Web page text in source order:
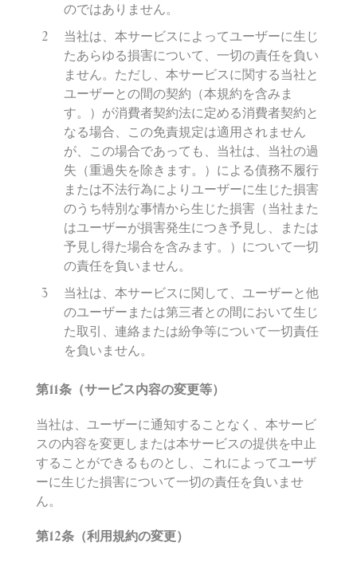
のではありません。
当社は、本サービスによってユーザーに生じ
たあらゆる損害について、一切の責任を負い
ません。ただし、本サービスに関する当社と
ユーザーとの間の契約（本規約を含みま
す。）が消費者契約法に定める消費者契約と
なる場合、この免責規定は適用されません
が、この場合であっても、当社は、当社の過
失（重過失を除きます。）による債務不履行
または不法行為によりユーザーに生じた損害
のうち特別な事情から生じた損害（当社また
はユーザーが損害発生につき予見し、または
予見し得た場合を含みます。）について一切
の責任を負いません。
当社は、本サービスに関して、ユーザーと他
のユーザーまたは第三者との間において生じ
た取引、連絡または紛争等について一切責任
を負いません。
第11条（サービス内容の変更等）
当社は、ユーザーに通知することなく、本サービ
スの内容を変更しまたは本サービスの提供を中止
することができるものとし、これによってユーザ
ーに生じた損害について一切の責任を負いませ
ん。
第12条（利用規約の変更）